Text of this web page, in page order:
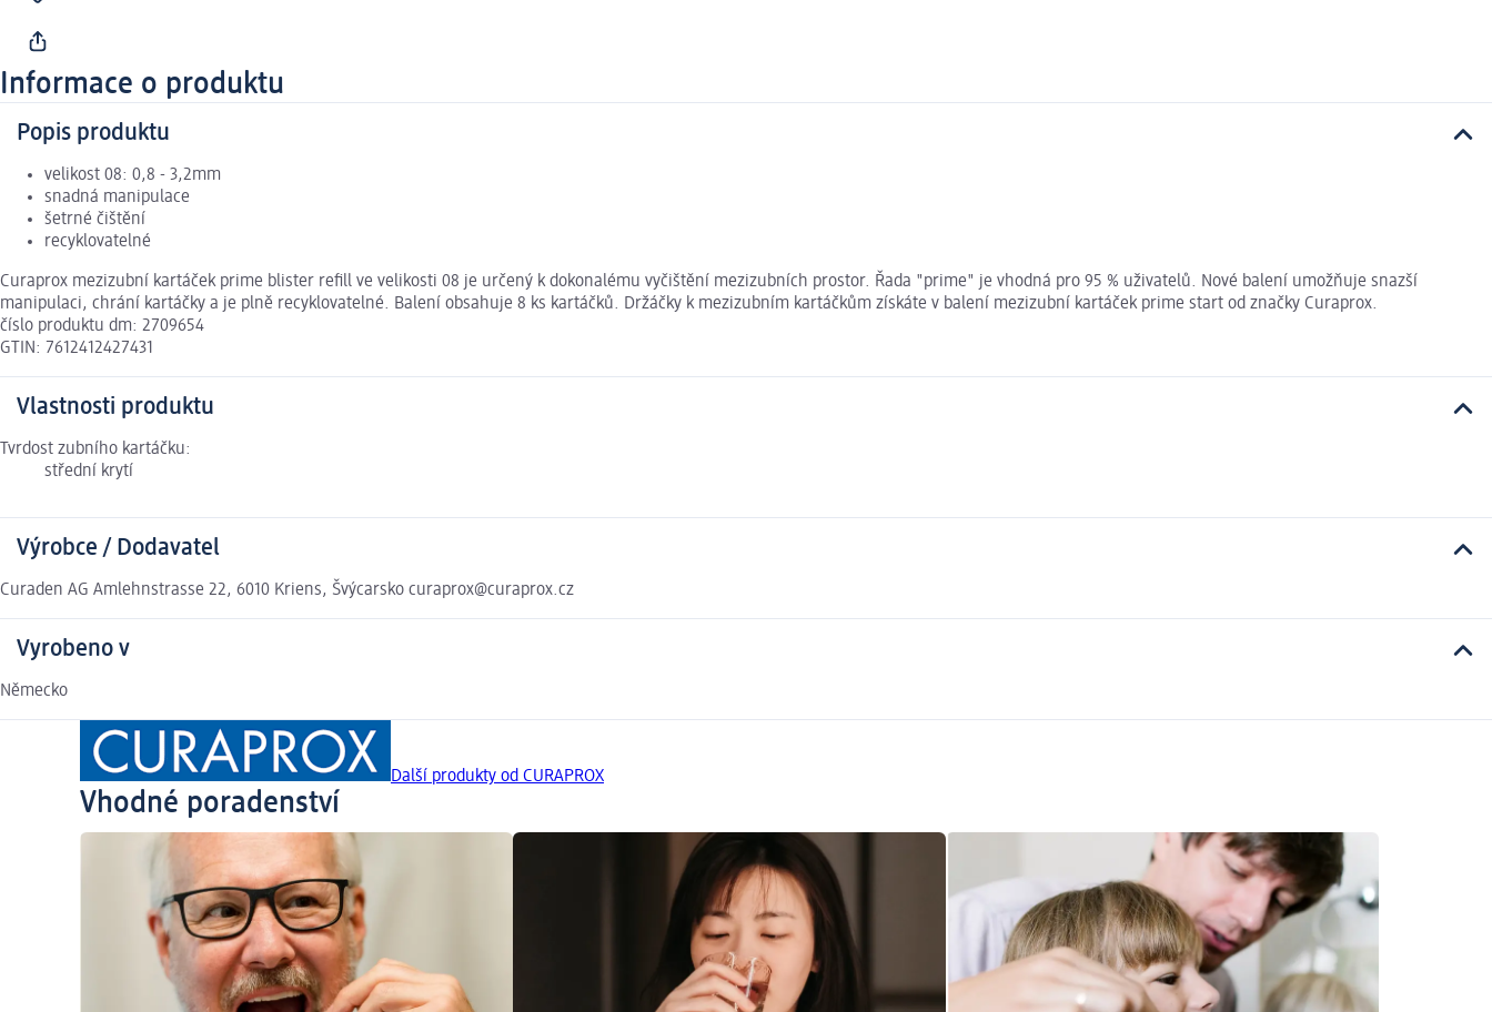
Informace o produktu
Popis produktu
velikost 08: 0,8 - 3,2mm
snadná manipulace
šetrné čištění
recyklovatelné
Curaprox mezizubní kartáček prime blister refill ve velikosti 08 je určený k dokonalému vyčištění mezizubních prostor. Řada "prime" je vhodná pro 95 % uživatelů. Nové balení umožňuje snazší
manipulaci, chrání kartáčky a je plně recyklovatelné. Balení obsahuje 8 ks kartáčků. Držáčky k mezizubním kartáčkům získáte v balení mezizubní kartáček prime start od značky Curaprox.
číslo produktu dm: 2709654
GTIN: 7612412427431
Vlastnosti produktu
Tvrdost zubního kartáčku:
střední krytí
Výrobce / Dodavatel
Curaden AG Amlehnstrasse 22, 6010 Kriens, Švýcarsko curaprox@curaprox.cz
Vyrobeno v
Německo
Další produkty od CURAPROX
Vhodné poradenství